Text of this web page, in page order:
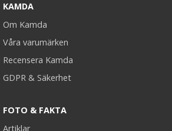
KAMDA
Om Kamda
Våra varumärken
Recensera Kamda
GDPR & Säkerhet
FOTO & FAKTA
Artiklar